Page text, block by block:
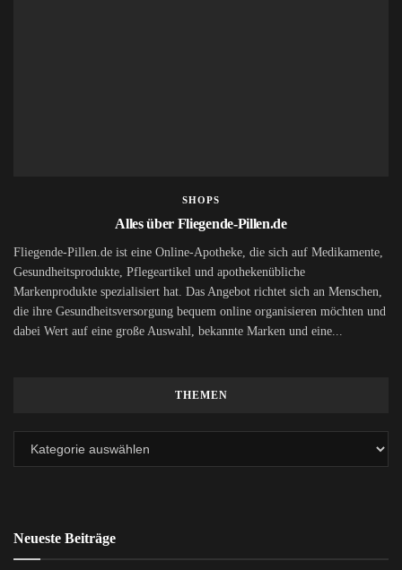
SHOPS
Alles über Fliegende-Pillen.de
Fliegende-Pillen.de ist eine Online-Apotheke, die sich auf Medikamente,
Gesundheitsprodukte, Pflegeartikel und apothekenübliche
Markenprodukte spezialisiert hat. Das Angebot richtet sich an Menschen,
die ihre Gesundheitsversorgung bequem online organisieren möchten und
dabei Wert auf eine große Auswahl, bekannte Marken und eine...
THEMEN
Neueste Beiträge